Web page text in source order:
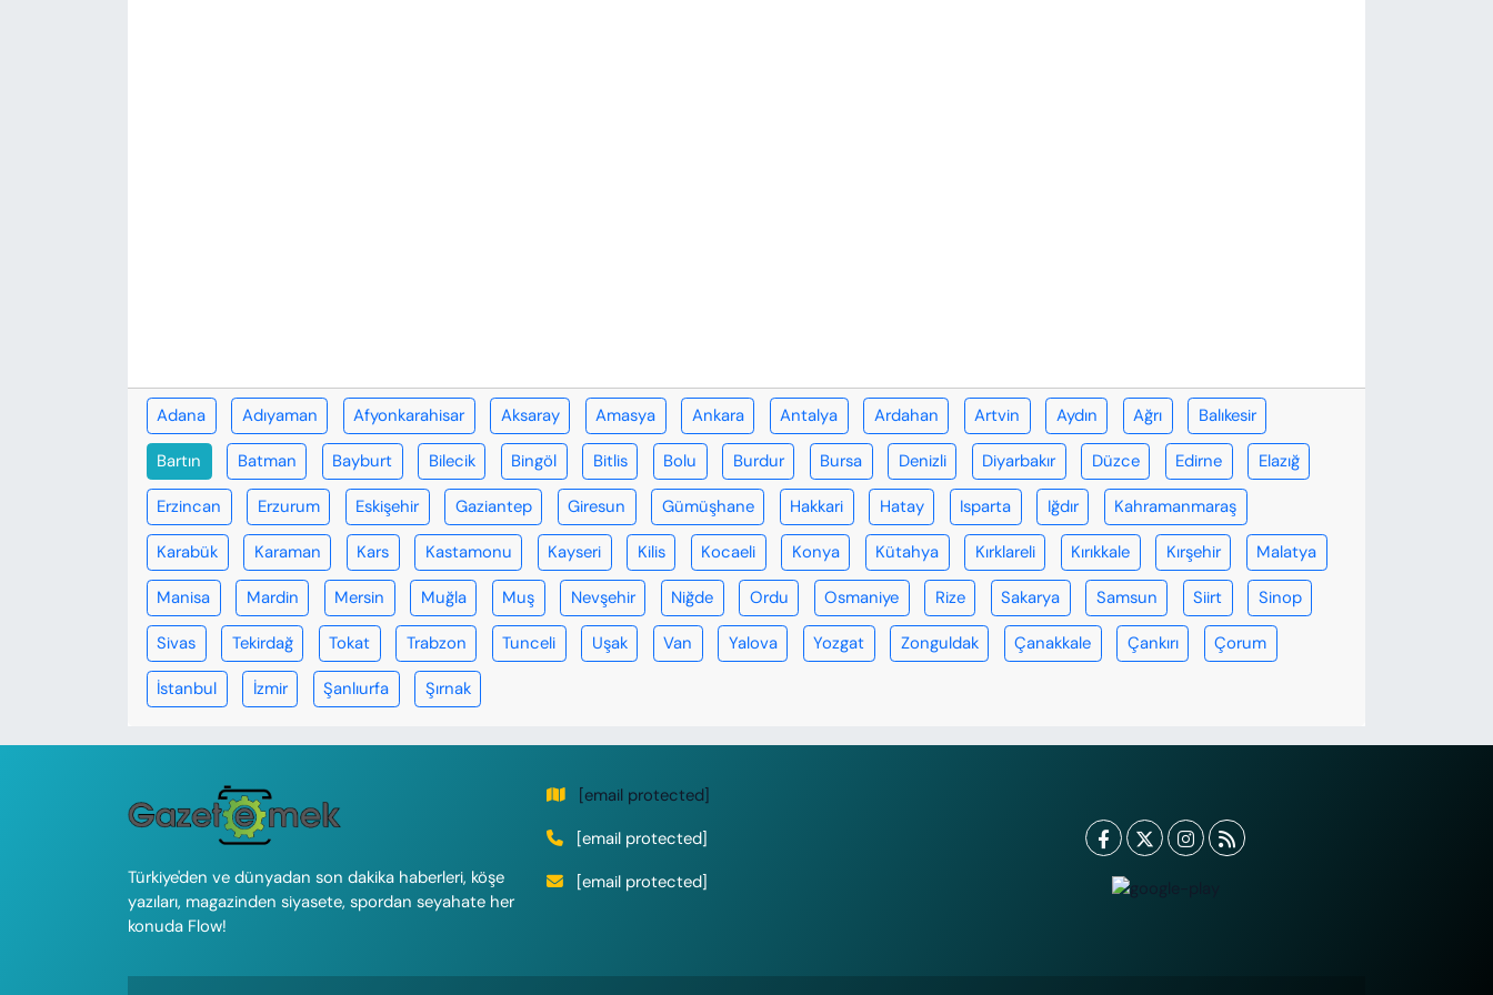
Adana Adıyaman Afyonkarahisar Aksaray Amasya Ankara Antalya Ardahan Artvin Aydın Ağrı Balıkesir
Bartın Batman Bayburt Bilecik Bingöl Bitlis Bolu Burdur Bursa Denizli Diyarbakır Düzce Edirne Elazığ
Erzincan Erzurum Eskişehir Gaziantep Giresun Gümüşhane Hakkari Hatay Isparta Iğdır Kahramanmaraş
Karabük Karaman Kars Kastamonu Kayseri Kilis Kocaeli Konya Kütahya Kırklareli Kırıkkale Kırşehir Malatya
Manisa Mardin Mersin Muğla Muş Nevşehir Niğde Ordu Osmaniye Rize Sakarya Samsun Siirt Sinop
Sivas Tekirdağ Tokat Trabzon Tunceli Uşak Van Yalova Yozgat Zonguldak Çanakkale Çankırı Çorum
İstanbul İzmir Şanlıurfa Şırnak
Türkiye'den ve dünyadan son dakika haberleri, köşe
yazıları, magazinden siyasete, spordan seyahate her
konuda Flow!
[email protected]
[email protected]
[email protected]
VAN VE DİYARBAKIR HABERLERİ